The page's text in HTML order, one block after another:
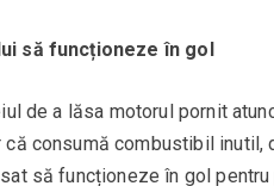
să funcționeze în gol
de a lăsa motorul pornit
consumă combustibil inutil,
să funcționeze în gol